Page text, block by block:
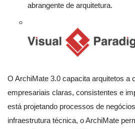
abrangente de arquitetura.
O ArchiMate 3.0 capacita arquitetos a
empresariais claras, consistentes e
está projetando processos de
infraestrutura técnica, o ArchiMate